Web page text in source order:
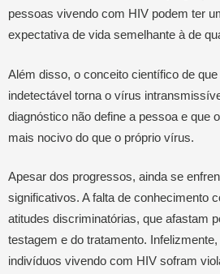
pessoas vivendo com HIV podem ter
expectativa de vida semelhante à de
Além disso, o conceito científico de
indetectável torna o vírus
diagnóstico não define a pessoa e que
mais nocivo do que o próprio vírus.
Apesar dos progressos, ainda se
significativos. A falta de conhecimento
atitudes discriminatórias, que afastam
testagem e do tratamento.
indivíduos vivendo com HIV sofram